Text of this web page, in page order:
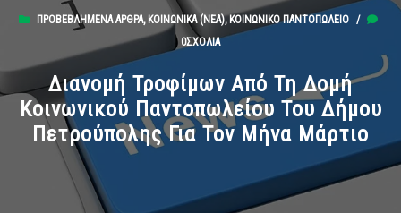
ΠΡΟΒΕΒΛΗΜΈΝΑ ΆΡΘΡΑ, ΚΟΙΝΩΝΙΚΆ (ΝΕΑ), ΚΟΙΝΩΝΙΚΌ ΠΑΝΤΟΠΩΛΕΊΟ /
0ΣΧΌΛΙΑ
Διανομή Τροφίμων Από Τη Δομή
Κοινωνικού Παντοπωλείου Του Δήμου
Πετρούπολης Για Τον Μήνα Μάρτιο